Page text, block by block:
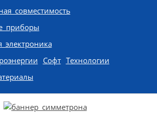
совместимость
приборы
электроника
Софт Технологии